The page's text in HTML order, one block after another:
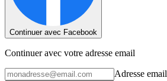
Continuer avec Facebook
Continuer avec votre adresse email
Adresse email